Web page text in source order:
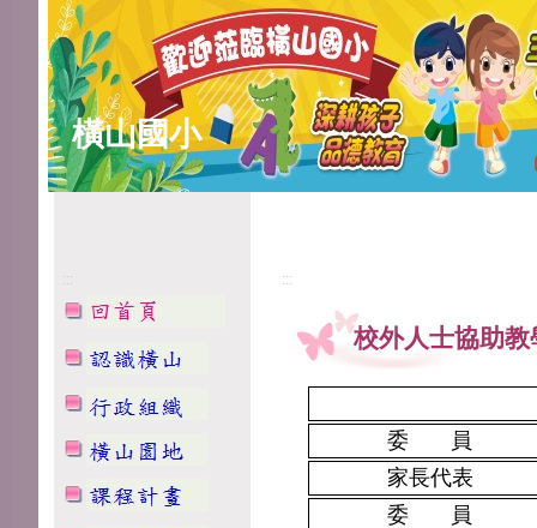
橫山國小
::: :::
校外人士協助
委 員
家長代表
委 員